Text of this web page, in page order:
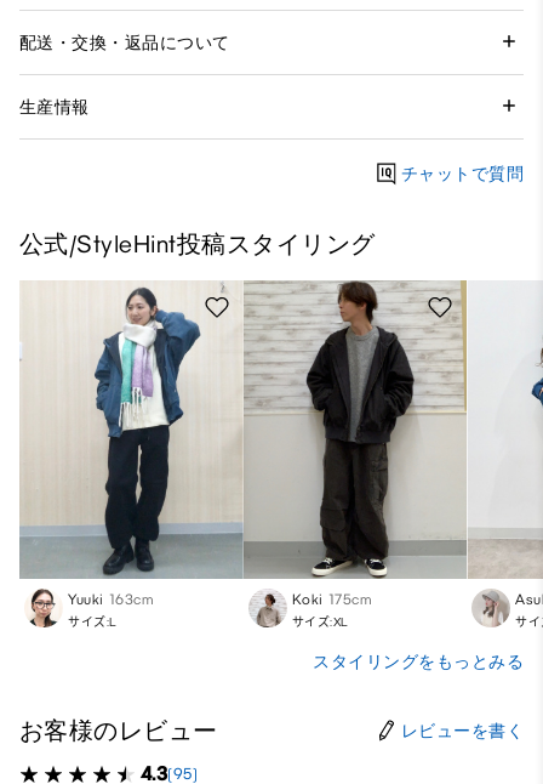
配送・交換・返品について
生産情報
チャットで質問
公式/StyleHint投稿スタイリング
Yuuki 163cm
サイズ:L
Koki 175cm
サイズ:XL サイ
スタイリングをもっとみる
お客様のレビュー レビューを書く
4.3(95)